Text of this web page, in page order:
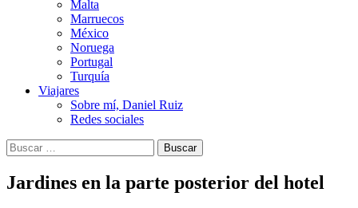
Malta
Marruecos
México
Noruega
Portugal
Turquía
Viajares
Sobre mí, Daniel Ruiz
Redes sociales
Buscar:
Jardines en la parte posterior del hotel